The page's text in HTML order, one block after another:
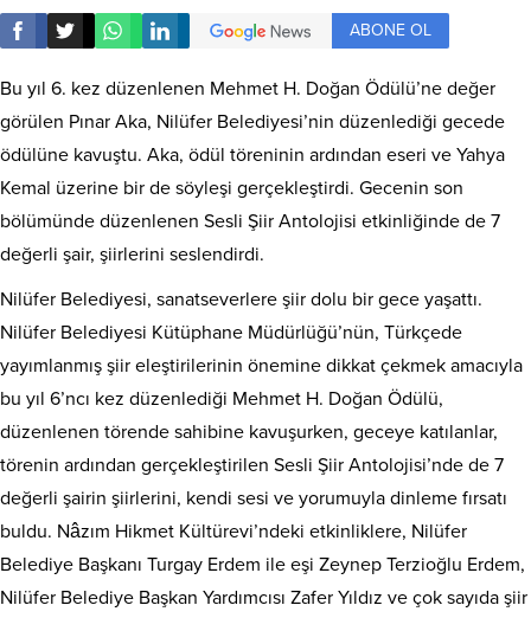
ABONE OL
Bu yıl 6. kez düzenlenen Mehmet H. Doğan Ödülü’ne değer
görülen Pınar Aka, Nilüfer Belediyesi’nin düzenlediği gecede
ödülüne kavuştu. Aka, ödül töreninin ardından eseri ve Yahya
Kemal üzerine bir de söyleşi gerçekleştirdi. Gecenin son
bölümünde düzenlenen Sesli Şiir Antolojisi etkinliğinde de 7
değerli şair, şiirlerini seslendirdi.
Nilüfer Belediyesi, sanatseverlere şiir dolu bir gece yaşattı.
Nilüfer Belediyesi Kütüphane Müdürlüğü’nün, Türkçede
yayımlanmış şiir eleştirilerinin önemine dikkat çekmek amacıyla
bu yıl 6’ncı kez düzenlediği Mehmet H. Doğan Ödülü,
düzenlenen törende sahibine kavuşurken, geceye katılanlar,
törenin ardından gerçekleştirilen Sesli Şiir Antolojisi’nde de 7
değerli şairin şiirlerini, kendi sesi ve yorumuyla dinleme fırsatı
buldu. Nâzım Hikmet Kültürevi’ndeki etkinliklere, Nilüfer
Belediye Başkanı Turgay Erdem ile eşi Zeynep Terzioğlu Erdem,
Nilüfer Belediye Başkan Yardımcısı Zafer Yıldız ve çok sayıda şiir